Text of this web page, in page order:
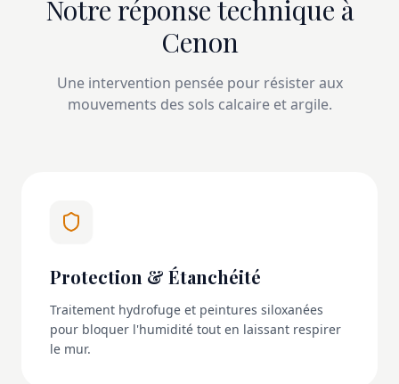
Notre réponse technique à
Cenon
Une intervention pensée pour résister aux
mouvements des sols calcaire et argile.
Protection & Étanchéité
Traitement hydrofuge et peintures siloxanées
pour bloquer l'humidité tout en laissant respirer
le mur.